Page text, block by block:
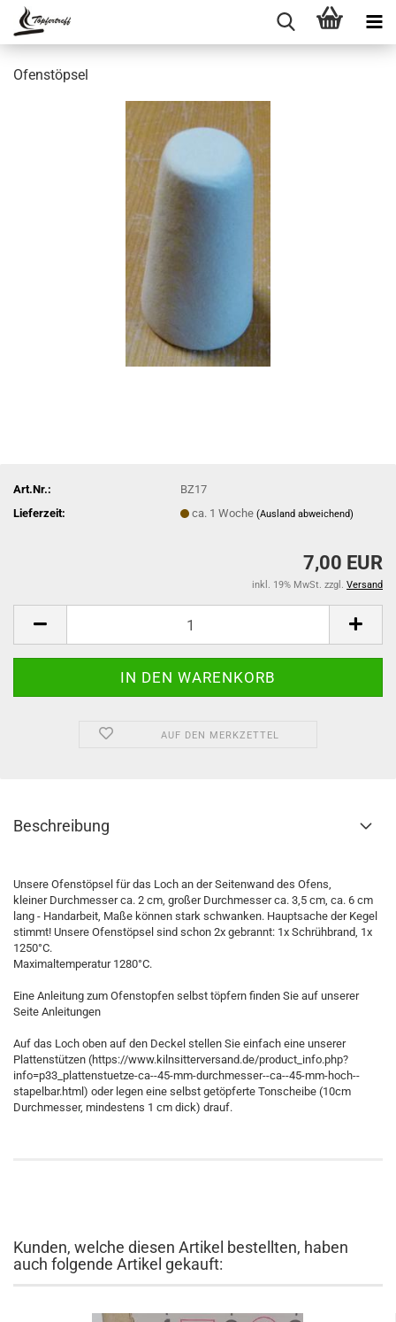
Ofenstöpsel
Art.Nr.:
BZ17
Lieferzeit:
ca. 1 Woche(Ausland abweichend)
7,00 EUR
inkl. 19% MwSt. zzgl. Versand
AUF DEN MERKZETTEL
Beschreibung
Unsere Ofenstöpsel für das Loch an der Seitenwand des Ofens,
kleiner Durchmesser ca. 2 cm, großer Durchmesser ca. 3,5 cm, ca. 6 cm
lang - Handarbeit, Maße können stark schwanken. Hauptsache der Kegel
stimmt! Unsere Ofenstöpsel sind schon 2x gebrannt: 1x Schrühbrand, 1x
1250°C.
Maximaltemperatur 1280°C.
Eine Anleitung zum Ofenstopfen selbst töpfern finden Sie auf unserer
Seite Anleitungen
Auf das Loch oben auf den Deckel stellen Sie einfach eine unserer
Plattenstützen (https://www.kilnsitterversand.de/product_info.php?
info=p33_plattenstuetze-ca--45-mm-durchmesser--ca--45-mm-hoch--
stapelbar.html) oder legen eine selbst getöpferte Tonscheibe (10cm
Durchmesser, mindestens 1 cm dick) drauf.
Kunden, welche diesen Artikel bestellten, haben
auch folgende Artikel gekauft: